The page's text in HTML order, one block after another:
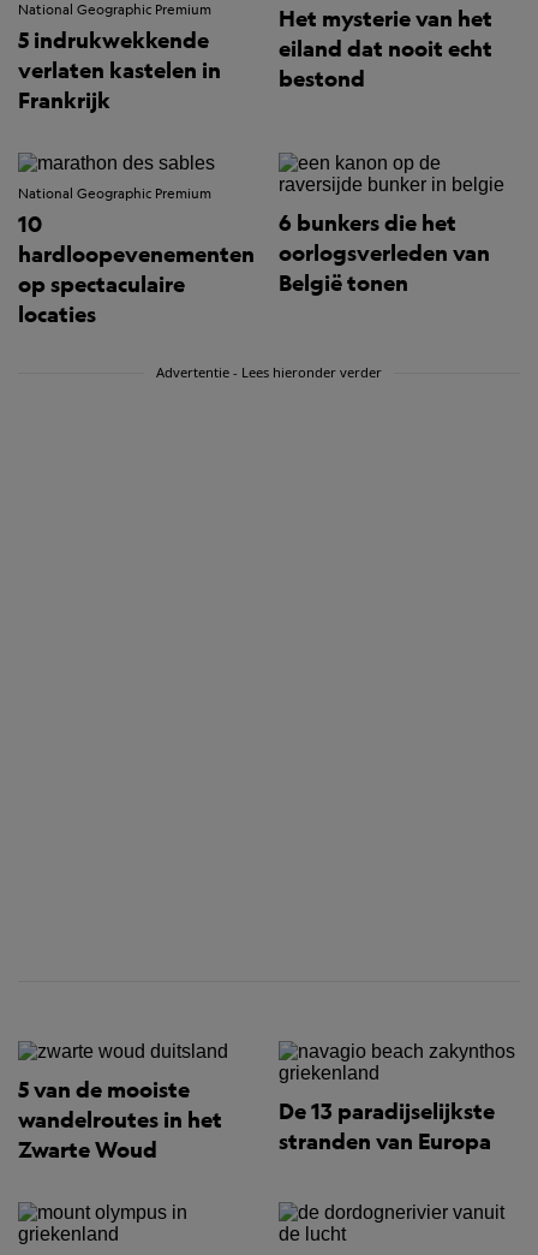
National Geographic Premium
5 indrukwekkende
verlaten kastelen in
Frankrijk
Het mysterie van het
eiland dat nooit echt
bestond
National Geographic Premium
10
hardloopevenementen
op spectaculaire
locaties
6 bunkers die het
oorlogsverleden van
België tonen
Advertentie - Lees hieronder verder
5 van de mooiste
wandelroutes in het
Zwarte Woud
De 13 paradijselijkste
stranden van Europa